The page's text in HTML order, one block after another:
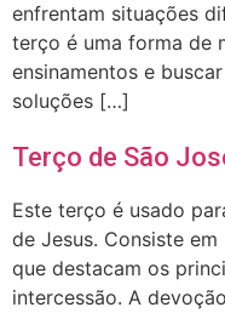
enfrentam situações
terço é uma forma de
ensinamentos e
soluções […]
Terço de São
Este terço é usado
de Jesus. Consiste
que destacam os
intercessão. A